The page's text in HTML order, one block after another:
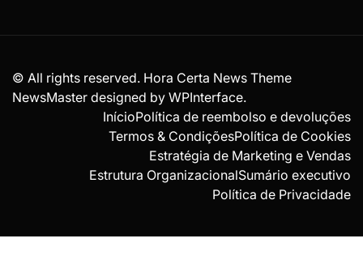
© All rights reserved. Hora Certa News Theme
NewsMaster designed by WPInterface.
InícioPolítica de reembolso e devoluções
Termos & CondiçõesPolítica de Cookies
Estratégia de Marketing e Vendas
Estrutura OrganizacionalSumário executivo
Política de Privacidade